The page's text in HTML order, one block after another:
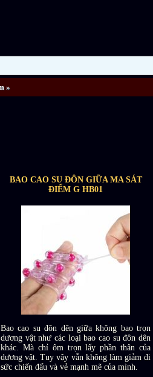
BAO CAO SU ĐÔN GIỮA MA SÁT
ĐIỂM G HB01
Bao cao su đôn dên giữa không bao trọn
dương vật như các loại bao cao su đôn dên
khác. Mà chỉ ôm trọn lấy phần thân của
dương vật. Tuy vậy vẫn không làm giảm đi
sức chiến đấu và vẻ mạnh mẽ của mình.